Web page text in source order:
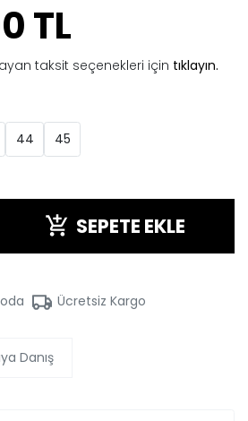
TL
taksit seçenekleri için tıklayın.
44 45
SEPETE EKLE
Ücretsiz Kargo
Danış